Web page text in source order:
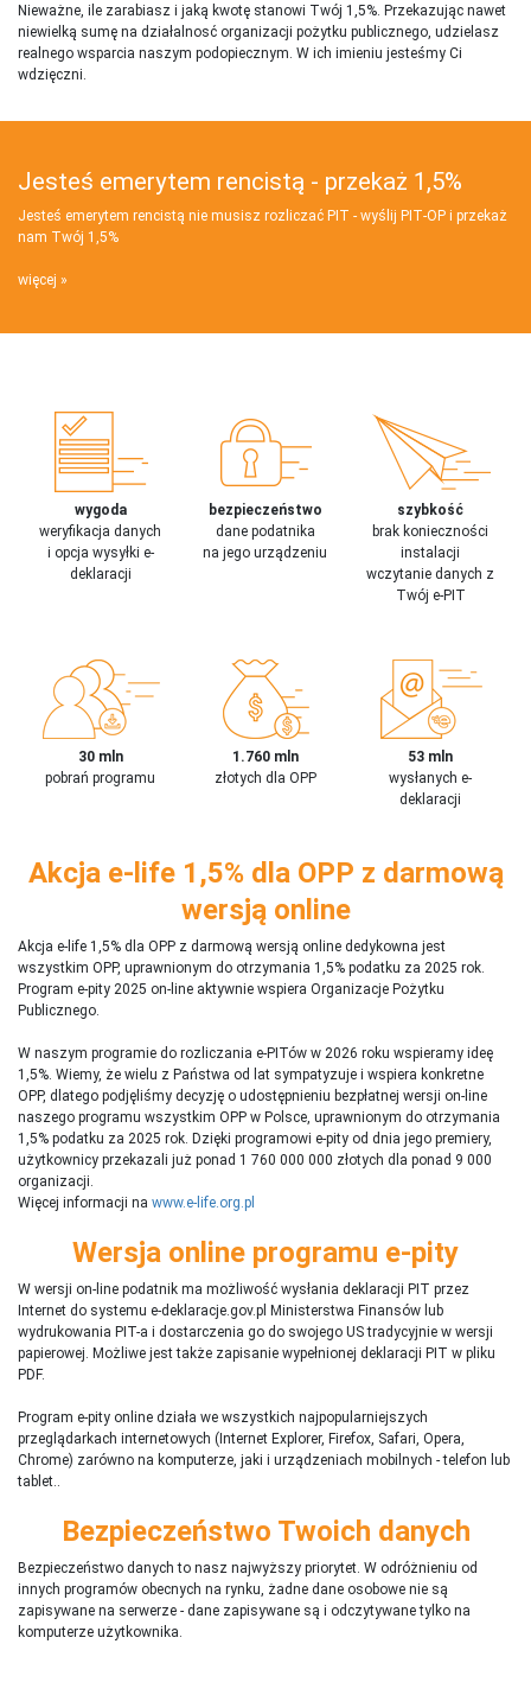
Nieważne, ile zarabiasz i jaką kwotę stanowi Twój 1,5%. Przekazując nawet
niewielką sumę na działalnosć organizacji pożytku publicznego, udzielasz
realnego wsparcia naszym podopiecznym. W ich imieniu jesteśmy Ci
wdzięczni.
Jesteś emerytem rencistą - przekaż 1,5%
Jesteś emerytem rencistą nie musisz rozliczać PIT - wyślij PIT‑OP i przekaż
nam Twój 1,5%
więcej
wygoda
weryfikacja danych
i opcja wysyłki e-
deklaracji
bezpieczeństwo
dane podatnika
na jego urządzeniu
szybkość
brak konieczności
instalacji
wczytanie danych z
Twój e-PIT
30 mln
pobrań programu
1.760 mln
złotych dla OPP
53 mln
wysłanych e-
deklaracji
Akcja e-life 1,5% dla OPP z darmową
wersją online
Akcja e-life 1,5% dla OPP z darmową wersją online dedykowna jest
wszystkim OPP, uprawnionym do otrzymania 1,5% podatku za 2025 rok.
Program e-pity 2025 on-line aktywnie wspiera Organizacje Pożytku
Publicznego.
W naszym programie do rozliczania e-PITów w 2026 roku wspieramy ideę
1,5%. Wiemy, że wielu z Państwa od lat sympatyzuje i wspiera konkretne
OPP, dlatego podjęliśmy decyzję o udostępnieniu bezpłatnej wersji on-line
naszego programu wszystkim OPP w Polsce, uprawnionym do otrzymania
1,5% podatku za 2025 rok. Dzięki programowi e-pity od dnia jego premiery,
użytkownicy przekazali już ponad 1 760 000 000 złotych dla ponad 9 000
organizacji.
Więcej informacji na www.e-life.org.pl
Wersja online programu e-pity
W wersji on-line podatnik ma możliwość wysłania deklaracji PIT przez
Internet do systemu e-deklaracje.gov.pl Ministerstwa Finansów lub
wydrukowania PIT-a i dostarczenia go do swojego US tradycyjnie w wersji
papierowej. Możliwe jest także zapisanie wypełnionej deklaracji PIT w pliku
PDF.
Program e-pity online działa we wszystkich najpopularniejszych
przeglądarkach internetowych (Internet Explorer, Firefox, Safari, Opera,
Chrome) zarówno na komputerze, jaki i urządzeniach mobilnych - telefon lub
tablet..
Bezpieczeństwo Twoich danych
Bezpieczeństwo danych to nasz najwyższy priorytet. W odróżnieniu od
innych programów obecnych na rynku, żadne dane osobowe nie są
zapisywane na serwerze - dane zapisywane są i odczytywane tylko na
komputerze użytkownika.